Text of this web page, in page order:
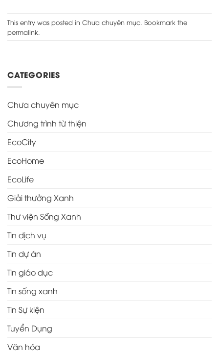
This entry was posted in Chưa chuyên mục. Bookmark the
permalink.
CATEGORIES
Chưa chuyên mục
Chương trình từ thiện
EcoCity
EcoHome
EcoLife
Giải thưởng Xanh
Thư viện Sống Xanh
Tin dịch vụ
Tin dự án
Tin giáo dục
Tin sống xanh
Tin Sự kiện
Tuyển Dụng
Văn hóa